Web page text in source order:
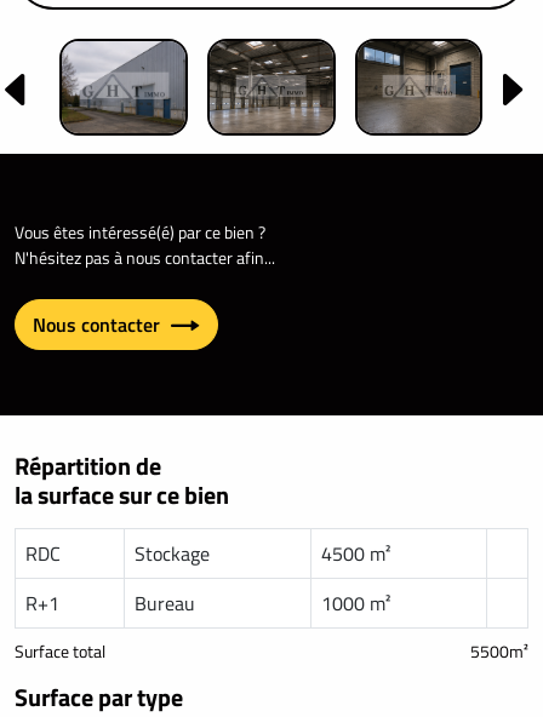
Vous êtes intéressé(é) par ce bien ?
N'hésitez pas à nous contacter afin...
Nous contacter
Répartition de
la surface sur ce bien
RDC Stockage
4500 m²
R+1
Bureau 1000 m²
Surface total 5500m²
Surface par type